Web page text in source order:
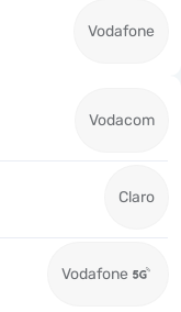
Vodafone
Vodacom
Claro
Vodafone